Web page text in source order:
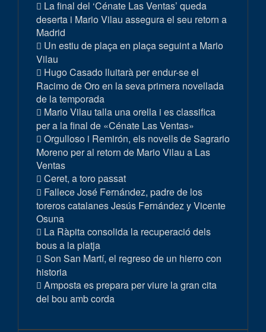
La final del ‘Cénate Las Ventas’ queda
deserta i Mario Vilau assegura el seu retorn a
Madrid
Un estiu de plaça en plaça seguint a Mario
Vilau
Hugo Casado lluitarà per endur-se el
Racimo de Oro en la seva primera novellada
de la temporada
Mario Vilau talla una orella i es classifica
per a la final de «Cénate Las Ventas»
Orgulloso i Remirón, els novells de Sagrario
Moreno per al retorn de Mario Vilau a Las
Ventas
Ceret, a toro passat
Fallece José Fernández, padre de los
toreros catalanes Jesús Fernández y Vicente
Osuna
La Ràpita consolida la recuperació dels
bous a la platja
Son San Martí, el regreso de un hierro con
historia
Amposta es prepara per viure la gran cita
del bou amb corda